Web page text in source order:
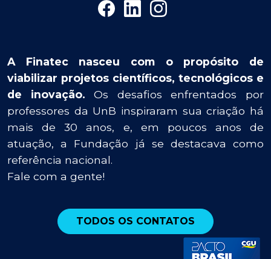
A Finatec nasceu com o propósito de
viabilizar projetos científicos, tecnológicos e
de inovação. Os desafios enfrentados por
professores da UnB inspiraram sua criação há
mais de 30 anos, e, em poucos anos de
atuação, a Fundação já se destacava como
referência nacional.
Fale com a gente!
TODOS OS CONTATOS